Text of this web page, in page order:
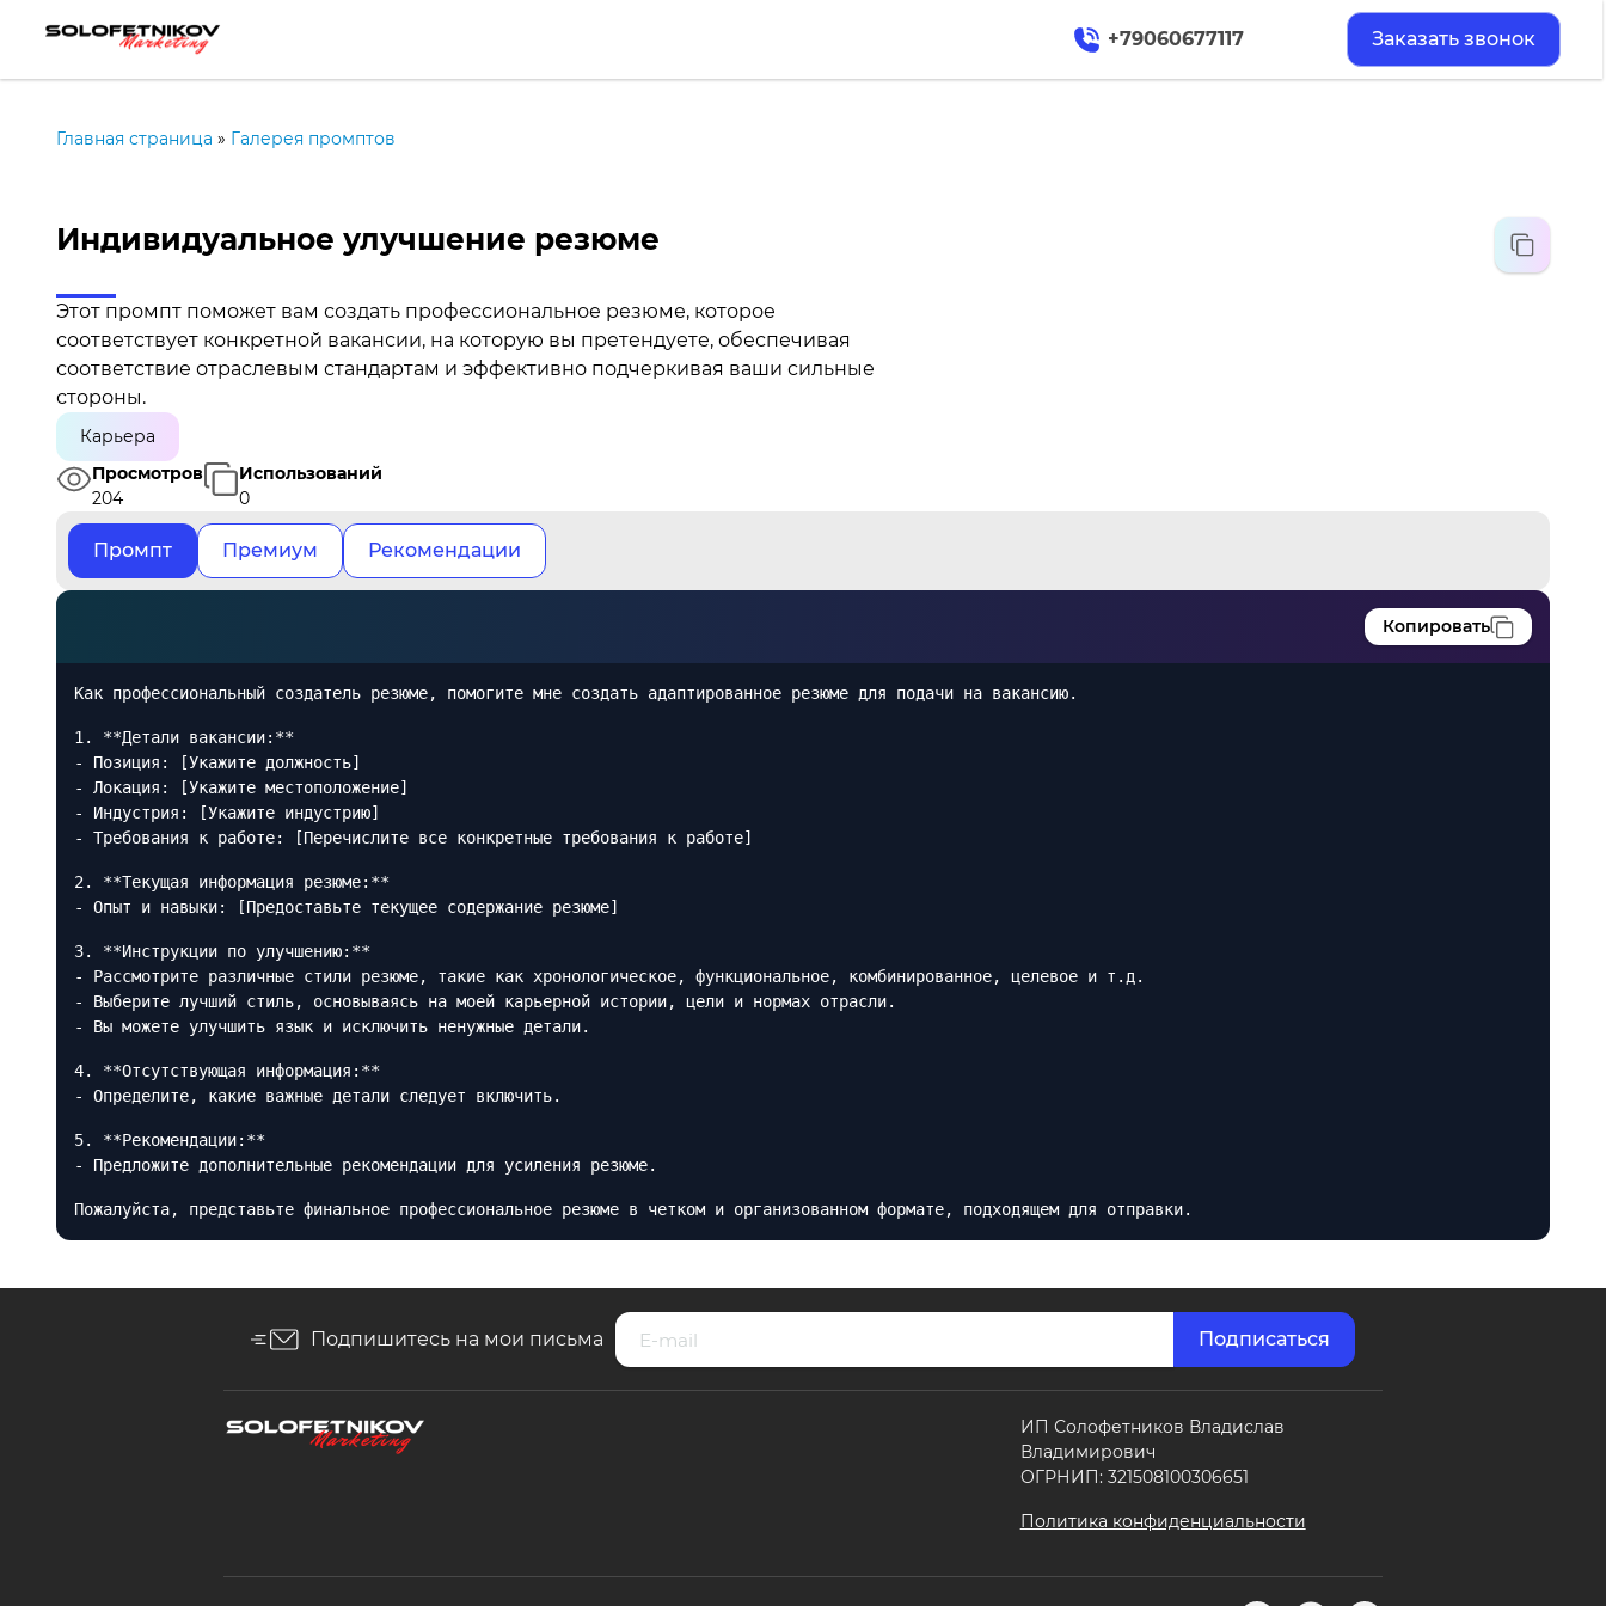
+79060677117 Заказать звонок
Главная страница » Галерея промптов
Индивидуальное улучшение резюме
Этот промпт поможет вам создать профессиональное резюме, которое
соответствует конкретной вакансии, на которую вы претендуете, обеспечивая
соответствие отраслевым стандартам и эффективно подчеркивая ваши сильные
стороны.
Карьера
Просмотров
204
Использований
0
Промпт Премиум Рекомендации
Копировать
Как профессиональный создатель резюме, помогите мне создать адаптированное резюме для подачи на вакансию.
1. **Детали вакансии:**
- Позиция: [Укажите должность]
- Локация: [Укажите местоположение]
- Индустрия: [Укажите индустрию]
- Требования к работе: [Перечислите все конкретные требования к работе]
2. **Текущая информация резюме:**
- Опыт и навыки: [Предоставьте текущее содержание резюме]
3. **Инструкции по улучшению:**
- Рассмотрите различные стили резюме, такие как хронологическое, функциональное, комбинированное, целевое и т.д.
- Выберите лучший стиль, основываясь на моей карьерной истории, цели и нормах отрасли.
- Вы можете улучшить язык и исключить ненужные детали.
4. **Отсутствующая информация:**
- Определите, какие важные детали следует включить.
5. **Рекомендации:**
- Предложите дополнительные рекомендации для усиления резюме.
Пожалуйста, представьте финальное профессиональное резюме в четком и организованном формате, подходящем для отправки.
Подпишитесь на мои письма
ИП Солофетников Владислав
Владимирович
ОГРНИП: 321508100306651
Политика конфиденциальности